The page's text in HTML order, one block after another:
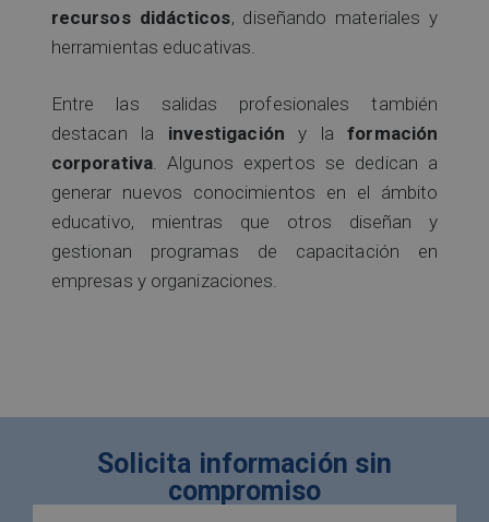
recursos didácticos, diseñando materiales y
herramientas educativas.
Entre las salidas profesionales también
destacan la investigación y laformación
corporativa. Algunos expertos se dedican a
generar nuevos conocimientos en el ámbito
educativo, mientras que otros diseñan y
gestionan programas de capacitación en
empresas y organizaciones.
Solicita información sin
compromiso